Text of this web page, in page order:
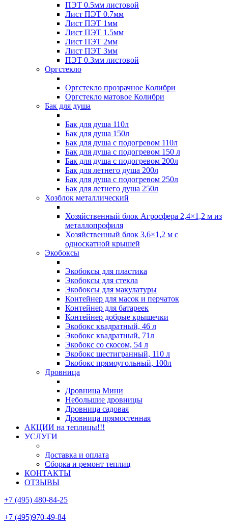
ПЭТ 0.5мм листовой
Лист ПЭТ 0.7мм
Лист ПЭТ 1мм
Лист ПЭТ 1.5мм
Лист ПЭТ 2мм
Лист ПЭТ 3мм
ПЭТ 0.3мм листовой
Оргстекло
Оргстекло прозрачное Колибри
Оргстекло матовое Колибри
Бак для душа
Бак для душа 110л
Бак для душа 150л
Бак для душа с подогревом 110л
Бак для душа с подогревом 150 л
Бак для душа с подогревом 200л
Бак для летнего душа 200л
Бак для душа с подогревом 250л
Бак для летнего душа 250л
Хозблок металлический
Хозяйственный блок Агросфера 2,4×1,2 м из
металлопрофиля
Хозяйственный блок 3,6×1,2 м с
односкатной крышей
Экобоксы
Экобоксы для пластика
Экобоксы для стекла
Экобоксы для макулатуры
Контейнер для масок и перчаток
Контейнер для батареек
Контейнер добрые крышечки
Экобокс квадратный, 46 л
Экобокс квадратный, 71л
Экобокс со скосом, 54 л
Экобокс шестигранный, 110 л
Экобокс прямоугольный, 100л
Дровница
Дровница Мини
Небольшие дровницы
Дровница садовая
Дровница прямостенная
АКЦИИ на теплицы!!!
УСЛУГИ
Доставка и оплата
Сборка и ремонт теплиц
КОНТАКТЫ
ОТЗЫВЫ
+7 (495) 480-84-25
+7 (495)970-49-84